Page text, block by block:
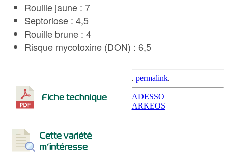
Rouille jaune : 7
Septoriose : 4,5
Rouille brune : 4
Risque mycotoxine (DON) : 6,5
. permalink.
Post
navigation
ADESSO
ARKEOS